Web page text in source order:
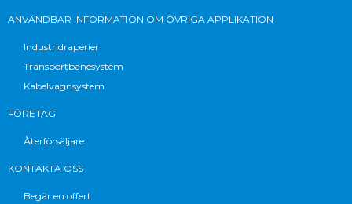
ANVÄNDBAR INFORMATION OM ÖVRIGA APPLIKATION
Industridraperier
Transportbanesystem
Kabelvagnsystem
FÖRETAG
Återförsäljare
KONTAKTA OSS
Begär en offert